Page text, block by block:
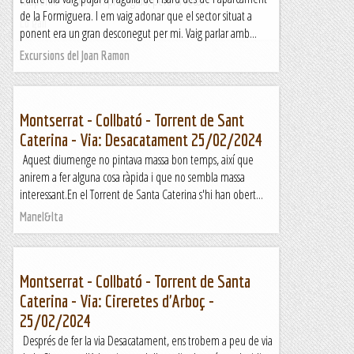
Lo gall
de la Formiguera. I em vaig adonar que el sector situat a
ponent era un gran desconegut per mi. Vaig parlar amb...
Excursions del Joan Ramon
Montserrat - Collbató - Torrent de Sant
Caterina - Via: Desacatament 25/02/2024
Aquest diumenge no pintava massa bon temps, així que
anirem a fer alguna cosa ràpida i que no sembla massa
interessant.En el Torrent de Santa Caterina s'hi han obert...
Manel&Ita
Montserrat - Collbató - Torrent de Santa
Caterina - Via: Cireretes d'Arboç -
25/02/2024
Després de fer la via Desacatament, ens trobem a peu de via